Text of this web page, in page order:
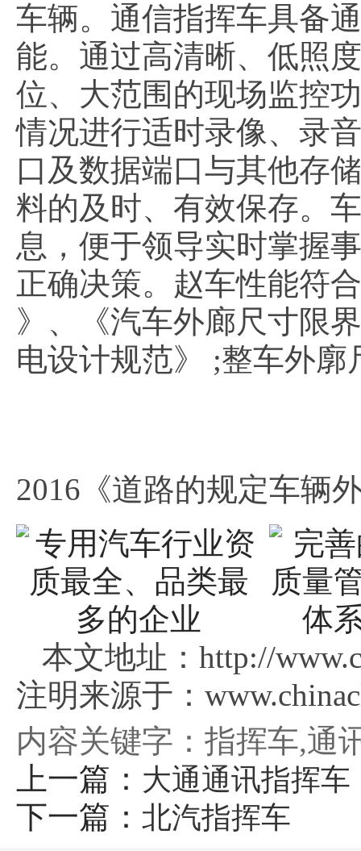
车辆。通信指挥车具备
能。通过高清晰、低照
位、大范围的现场监控
情况进行适时录像、录
口及数据端口与其他存
料的及时、有效保存。
息，便于领导实时掌握
正确决策。赵车性能符
》、《汽车外廊尺寸限
电设计规范》 ;整车外廓
2016《道路的规定车辆
本文地址：http://
注明来源于：
内容关键字：指挥车,通
上一篇： 大通通讯指挥车
下一篇： 北汽指挥车